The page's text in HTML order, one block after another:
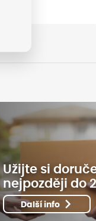
Užijte si
nejpozději do
Další info